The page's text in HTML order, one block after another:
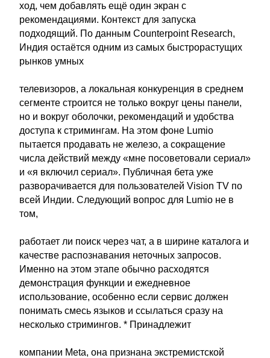
ход, чем добавлять ещё один экран с
рекомендациями. Контекст для запуска
подходящий. По данным Counterpoint Research,
Индия остаётся одним из самых быстрорастущих
рынков умных
телевизоров, а локальная конкуренция в среднем
сегменте строится не только вокруг цены панели,
но и вокруг оболочки, рекомендаций и удобства
доступа к стримингам. На этом фоне Lumio
пытается продавать не железо, а сокращение
числа действий между «мне посоветовали сериал»
и «я включил сериал». Публичная бета уже
разворачивается для пользователей Vision TV по
всей Индии. Следующий вопрос для Lumio не в
том,
работает ли поиск через чат, а в ширине каталога и
качестве распознавания неточных запросов.
Именно на этом этапе обычно расходятся
демонстрация функции и ежедневное
использование, особенно если сервис должен
понимать смесь языков и ссылаться сразу на
несколько стримингов. * Принадлежит
компании Meta, она признана экстремистской